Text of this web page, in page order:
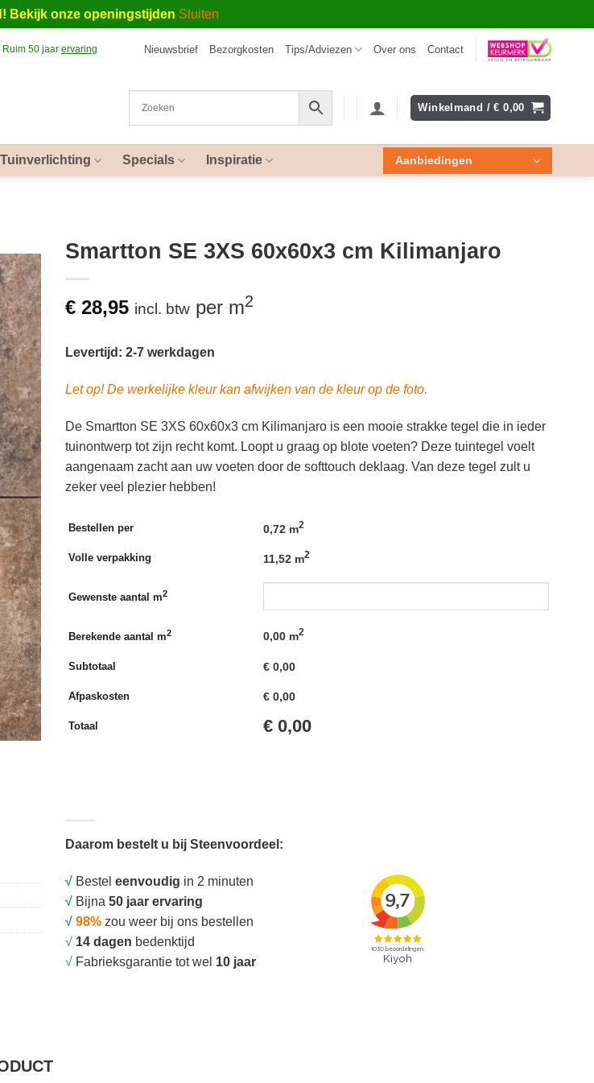
Bekijk onze openingstijden Sluiten
Ruim 50 jaar ervaring Nieuwsbrief Bezorgkosten Tips/Adviezen Over ons Contact
Winkelmand /€ 0,00
Tuinverlichting Specials Inspiratie Aanbiedingen
Smartton SE 3XS 60x60x3 cm Kilimanjaro
€ 28,95 incl. btw per m2
Levertijd: 2-7 werkdagen
Let op! De werkelijke kleur kan afwijken van de kleur op de foto.
De Smartton SE 3XS 60x60x3 cm Kilimanjaro is een mooie strakke tegel die in ieder
tuinontwerp tot zijn recht komt. Loopt u graag op blote voeten? Deze tuintegel voelt
aangenaam zacht aan uw voeten door de softtouch deklaag. Van deze tegel zult u
zeker veel plezier hebben!
Bestellen per 0,72 m2
Volle verpakking 11,52 m2
Gewenste aantal m2
Berekende aantal m2 0,00 m2
Subtotaal €0,00
Afpaskosten €0,00
Totaal € 0,00
Daarom bestelt u bij Steenvoordeel:
√ Bestel eenvoudig in 2 minuten
√ Bijna 50 jaar ervaring
√ 98% zou weer bij ons bestellen
√ 14 dagen bedenktijd
√ Fabrieksgarantie tot wel 10 jaar